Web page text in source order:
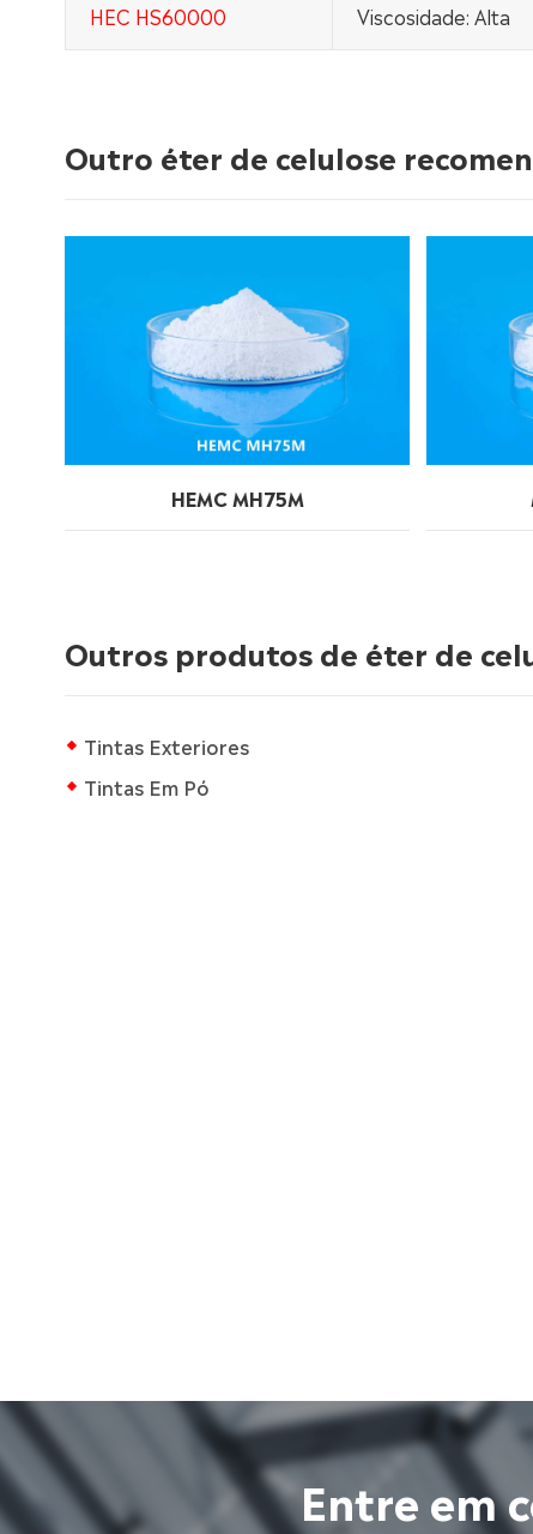
HEC HS60000 Viscosidade: Alta
Outro éter de celulose
HEMC MH75M
Outros produtos de éter de
Tintas Exteriores
Tintas Em Pó
Entre em